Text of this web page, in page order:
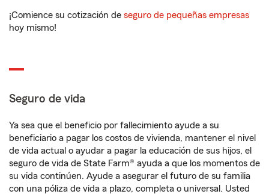
¡Comience su cotización de seguro de pequeñas empresas
hoy mismo!
Seguro de vida
Ya sea que el beneficio por fallecimiento ayude a su
beneficiario a pagar los costos de vivienda, mantener el nivel
de vida actual o ayudar a pagar la educación de sus hijos, el
seguro de vida de State Farm® ayuda a que los momentos de
su vida continúen. Ayude a asegurar el futuro de su familia
con una póliza de vida a plazo, completa o universal. Usted